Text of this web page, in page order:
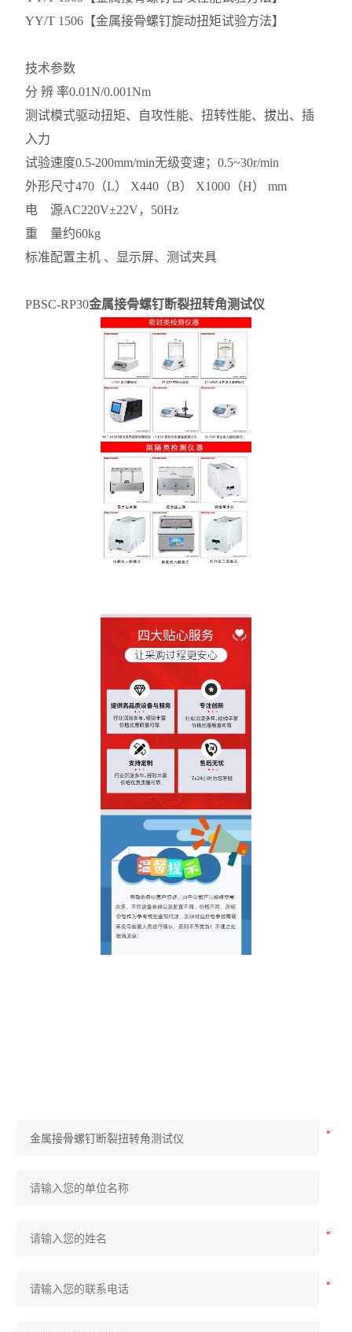
YY/T 1506 【金属接骨螺钉旋动扭矩试验方法】
技术参数
分 辨 率0.01N/0.001Nm
测试模式驱动扭矩、自攻性能、扭转性能、拔出、插
入力
试验速度0.5-200mm/min无级变速；0.5~30r/min
外形尺寸470（L） X440（B） X1000（H） mm
电 源AC220V±22V，50Hz
重 量约60kg
标准配置主机 、显示屏、测试夹具
PBSC-RP30金属接骨螺钉断裂扭转角测试仪